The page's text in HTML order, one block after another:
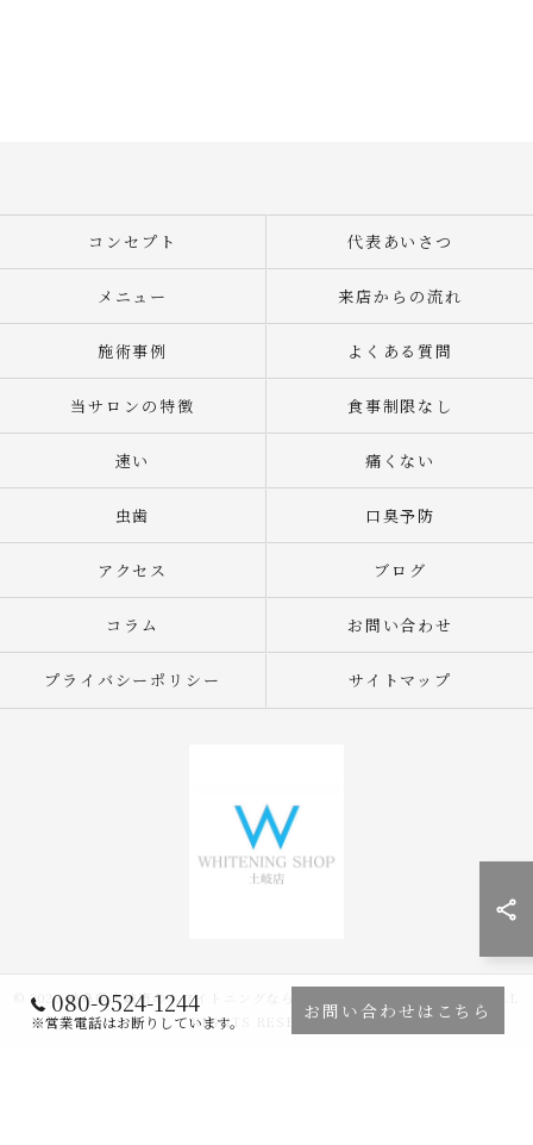
080-9524-1244
※営業電話はお断りしています。 お問い合わせはこちら
コンセプト 代表あいさつ
メニュー 来店からの流れ
施術事例 よくある質問
当サロンの特徴 食事制限なし
速い 痛くない
虫歯 口臭予防
アクセス ブログ
コラム お問い合わせ
プライバシーポリシー サイトマップ
© 2026 岐阜県土岐市のホワイトニングならWHITENING SHOP 土岐店 ALL
RIGHTS RESERVED.